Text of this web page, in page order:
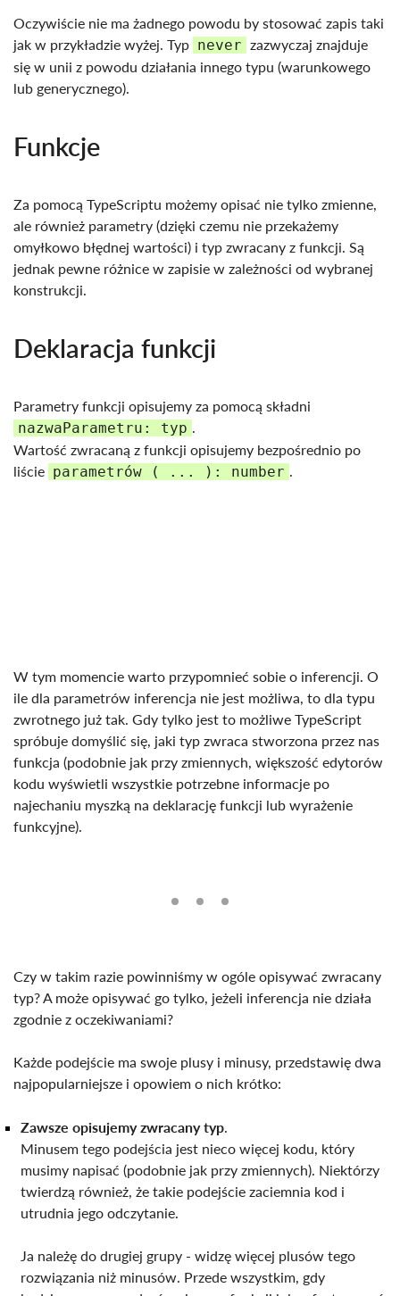
Oczywiście nie ma żadnego powodu by stosować zapis taki
jak w przykładzie wyżej. Typ never zazwyczaj znajduje
się w unii z powodu działania innego typu (warunkowego
lub generycznego).
Funkcje
Za pomocą TypeScriptu możemy opisać nie tylko zmienne,
ale również parametry (dzięki czemu nie przekażemy
omyłkowo błędnej wartości) i typ zwracany z funkcji. Są
jednak pewne różnice w zapisie w zależności od wybranej
konstrukcji.
Deklaracja funkcji
Parametry funkcji opisujemy za pomocą składni
nazwaParametru: typ .
Wartość zwracaną z funkcji opisujemy bezpośrednio po
liście parametrów ( ... ): number .
W tym momencie warto przypomnieć sobie o inferencji. O
ile dla parametrów inferencja nie jest możliwa, to dla typu
zwrotnego już tak. Gdy tylko jest to możliwe TypeScript
spróbuje domyślić się, jaki typ zwraca stworzona przez nas
funkcja (podobnie jak przy zmiennych, większość edytorów
kodu wyświetli wszystkie potrzebne informacje po
najechaniu myszką na deklarację funkcji lub wyrażenie
funkcyjne).
Czy w takim razie powinniśmy w ogóle opisywać zwracany
typ? A może opisywać go tylko, jeżeli inferencja nie działa
zgodnie z oczekiwaniami?
Każde podejście ma swoje plusy i minusy, przedstawię dwa
najpopularniejsze i opowiem o nich krótko:
Zawsze opisujemy zwracany typ.
Minusem tego podejścia jest nieco więcej kodu, który
musimy napisać (podobnie jak przy zmiennych). Niektórzy
twierdzą również, że takie podejście zaciemnia kod i
utrudnia jego odczytanie.
Ja należę do drugiej grupy - widzę więcej plusów tego
rozwiązania niż minusów. Przede wszystkim, gdy